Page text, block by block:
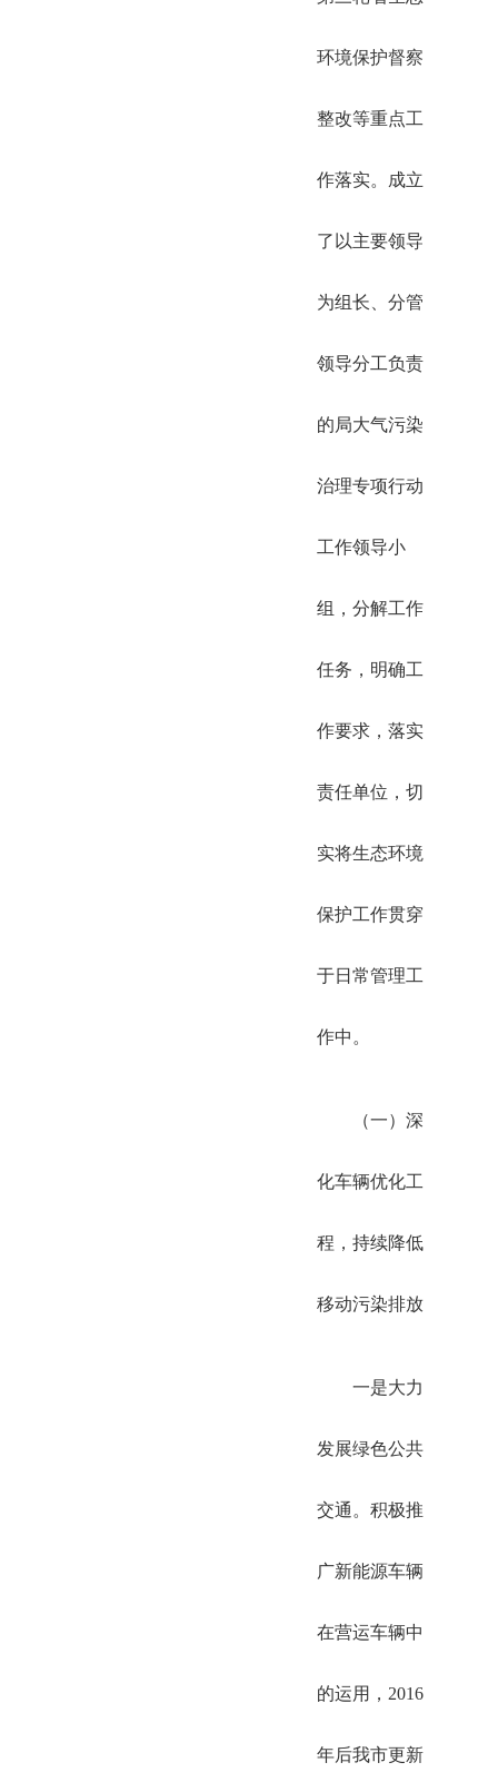
环境保护督察
整改等重点工
作落实。成立
了以主要领导
为组长、分管
领导分工负责
的局大气污染
治理专项行动
工作领导小
组，分解工作
任务，明确工
作要求，落实
责任单位，切
实将生态环境
保护工作贯穿
于日常管理工
作中。
（一）深
化车辆优化工
程，持续降低
移动污染排放
一是大力
发展绿色公共
交通。积极推
广新能源车辆
在营运车辆中
的运用，2016
年后我市更新